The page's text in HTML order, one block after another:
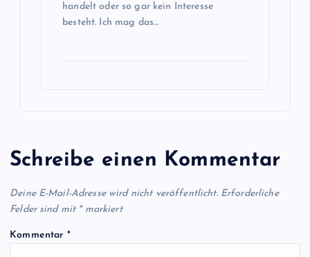
handelt oder so gar kein Interesse
besteht. Ich mag das…
Schreibe einen Kommentar
Deine E-Mail-Adresse wird nicht veröffentlicht. Erforderliche
Felder sind mit *markiert
Kommentar *